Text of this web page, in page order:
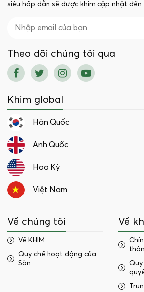
siêu hấp dẫn sẽ được khim cập nhật đến
Theo dõi chúng tôi qua
Khim global
Hàn Quốc
Anh Quốc
Hoa Kỳ
Việt Nam
Về chúng tôi
Về KHIM
Quy chế hoạt động của
Sàn
Về